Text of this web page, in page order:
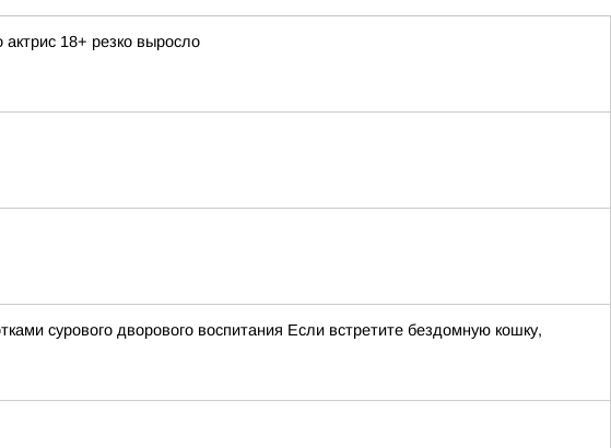
18+ резко выросло
сурового дворового воспитания Если встретите бездомную кошку,